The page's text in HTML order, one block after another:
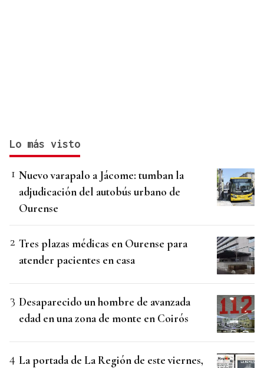
Lo más visto
Nuevo varapalo a Jácome: tumban la
adjudicación del autobús urbano de
Ourense
Tres plazas médicas en Ourense para
atender pacientes en casa
Desaparecido un hombre de avanzada
edad en una zona de monte en Coirós
La portada de La Región de este viernes,